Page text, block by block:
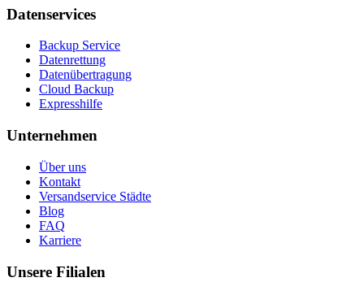
Datenservices
Backup Service
Datenrettung
Datenübertragung
Cloud Backup
Expresshilfe
Unternehmen
Über uns
Kontakt
Versandservice Städte
Blog
FAQ
Karriere
Unsere Filialen